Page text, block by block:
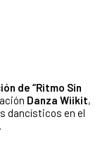
de “Ritmo Sin
Danza Wiikit,
dancísticos en el